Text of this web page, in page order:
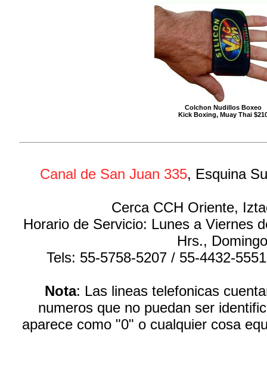
Colchon Nudillos Boxeo
Kick Boxing, Muay Thai
Canal de San Juan 335, Esquina
Cerca CCH Oriente,
Horario de Servicio: Lunes a Viernes
Hrs.,
Tels: 55-5758-5207 / 55-4432-
Nota: Las lineas telefonicas
numeros que no puedan ser
aparece como "0" o cualquier cosa